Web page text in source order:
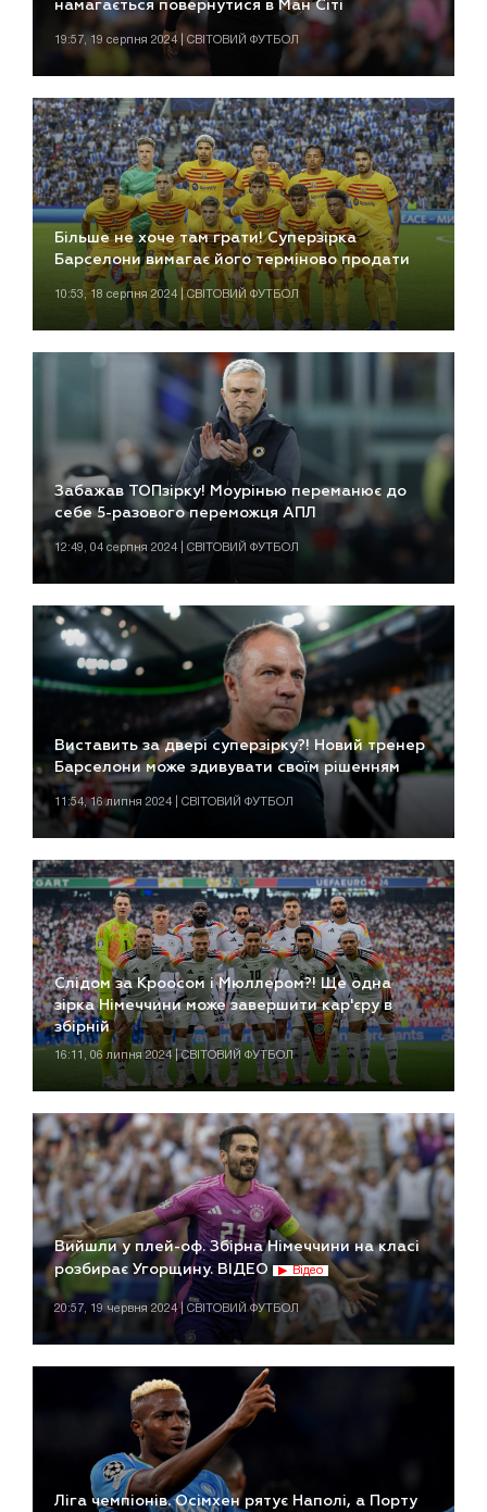
намагається повернутися в Ман Сіті
19:57, 19 серпня 2024 | СВІТОВИЙ ФУТБОЛ
Більше не хоче там грати! Суперзірка
Барселони вимагає його терміново продати
10:53, 18 серпня 2024 | СВІТОВИЙ ФУТБОЛ
Забажав ТОПзірку! Моурінью переманює до
себе 5-разового переможця АПЛ
12:49, 04 серпня 2024 | СВІТОВИЙ ФУТБОЛ
Виставить за двері суперзірку?! Новий тренер
Барселони може здивувати своїм рішенням
11:54, 16 липня 2024 | СВІТОВИЙ ФУТБОЛ
Слідом за Кроосом і Мюллером?! Ще одна
зірка Німеччини може завершити кар'єру в
збірній
16:11, 06 липня 2024 | СВІТОВИЙ ФУТБОЛ
Вийшли у плей-оф. Збірна Німеччини на класі
розбирає Угорщину. ВІДЕО
Відео
20:57, 19 червня 2024 | СВІТОВИЙ ФУТБОЛ
Ліга чемпіонів. Осімхен рятує Наполі, а Порту